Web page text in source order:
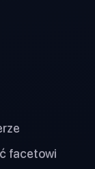
facetowi